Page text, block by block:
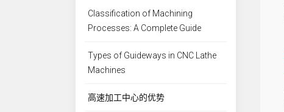
Classification of Machining
Processes: A Complete Guide
Types of Guideways in CNC Lathe
Machines
高速加工中心的优势